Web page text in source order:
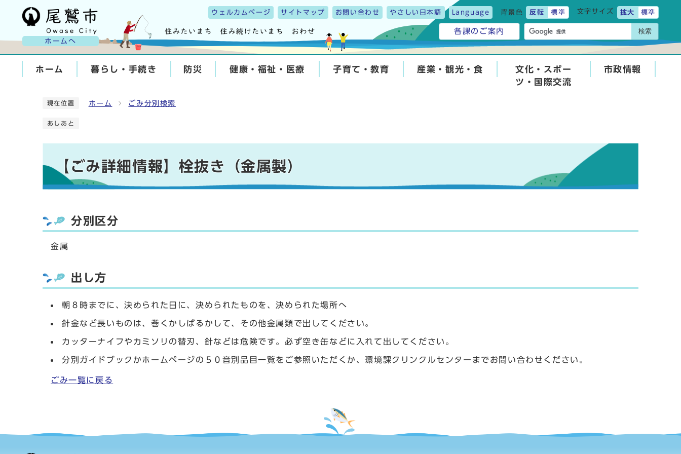
ホームへ
ウェルカムページ サイトマップ お問い合わせ やさしい日本語 Language 背景色 反転 標準 文字サイズ 拡大 標準
各課のご案内 検索
ホーム 暮らし・手続き 防災 健康・福祉・医療 子育て・教育 産業・観光・食
文化・スポー
ツ・国際交流
市政情報
現在位置 ホーム ごみ分別検索
あしあと
【ごみ詳細情報】栓抜き（金属製）
分別区分
金属
出し方
朝８時までに、決められた日に、決められたものを、決められた場所へ
針金など長いものは、巻くかしばるかして、その他金属類で出してください。
カッターナイフやカミソリの替刃、針などは危険です。必ず空き缶などに入れて出してください。
分別ガイドブックかホームページの５０音別品目一覧をご参照いただくか、環境課クリンクルセンターまでお問い合わせください。
ごみ一覧に戻る